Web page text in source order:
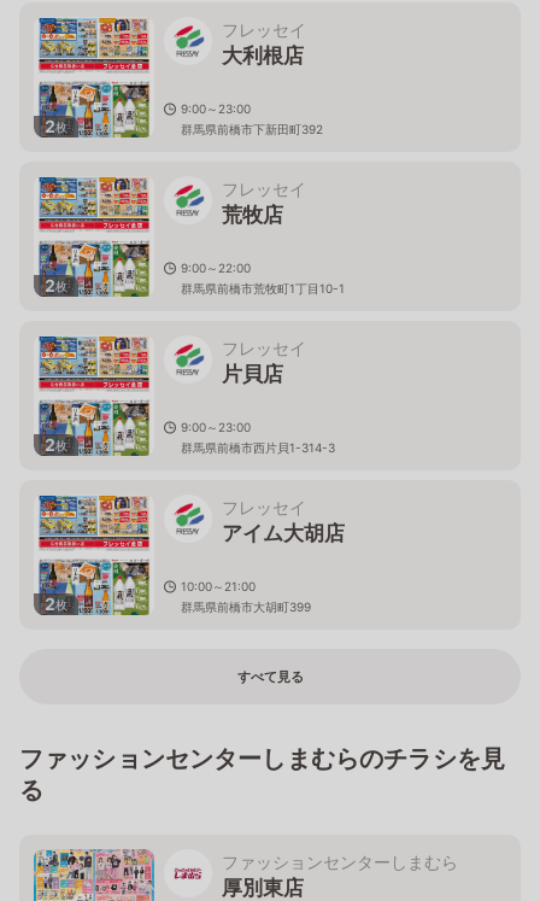
2枚
フレッセイ
大利根店
9:00～23:00
群馬県前橋市下新田町392
2枚
フレッセイ
荒牧店
9:00～22:00
群馬県前橋市荒牧町1丁目10-1
2枚
フレッセイ
片貝店
9:00～23:00
群馬県前橋市西片貝1-314-3
2枚
フレッセイ
アイム大胡店
10:00～21:00
群馬県前橋市大胡町399
すべて見る
ファッションセンターしまむらのチラシを見
る
ファッションセンターしまむら
厚別東店